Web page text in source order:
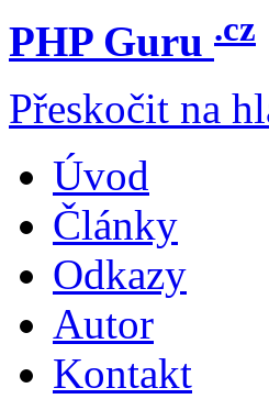
PHP Guru .cz
Přeskočit na
Úvod
Články
Odkazy
Autor
Kontakt